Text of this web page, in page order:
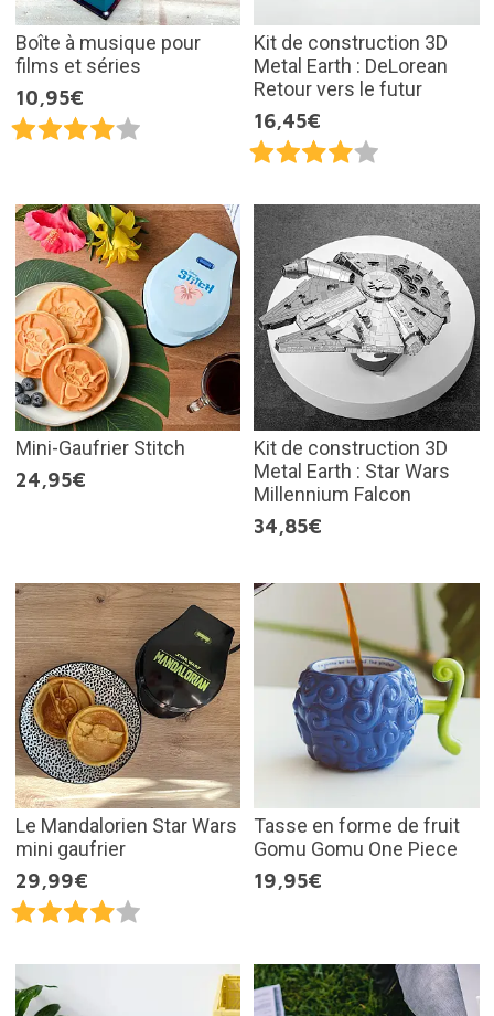
Boîte à musique pour
films et séries
10,95€
Kit de construction 3D
Metal Earth : DeLorean
Retour vers le futur
16,45€
Mini-Gaufrier Stitch
24,95€
Kit de construction 3D
Metal Earth : Star Wars
Millennium Falcon
34,85€
Le Mandalorien Star Wars
mini gaufrier
29,99€
Tasse en forme de fruit
Gomu Gomu One Piece
19,95€